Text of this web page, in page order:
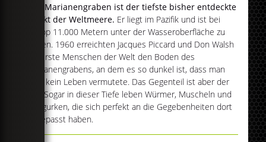
Der Marianengraben ist der tiefste bisher entdeckte
Punkt der Weltmeere. Er liegt im Pazifik und ist bei
knapp 11.000 Metern unter der Wasseroberfläche zu
finden. 1960 erreichten Jacques Piccard und Don Walsh
als erste Menschen der Welt den Boden des
Marianengrabens, an dem es so dunkel ist, dass man
dort kein Leben vermutete. Das Gegenteil ist aber der
Fall: Sogar in dieser Tiefe leben Würmer, Muscheln und
Seegurken, die sich perfekt an die Gegebenheiten dort
angepasst haben.